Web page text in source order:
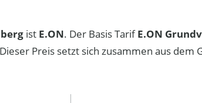
ist E.ON. Der Basis TarifE.ON
Dieser Preis setzt sich zusammen aus dem